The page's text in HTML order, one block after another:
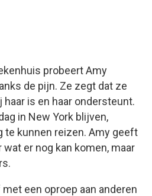
probeert Amy
de pijn. Ze zegt dat ze
haar is en haar ondersteunt.
in New York blijven,
te kunnen reizen. Amy geeft
er nog kan komen, maar
een oproep aan anderen